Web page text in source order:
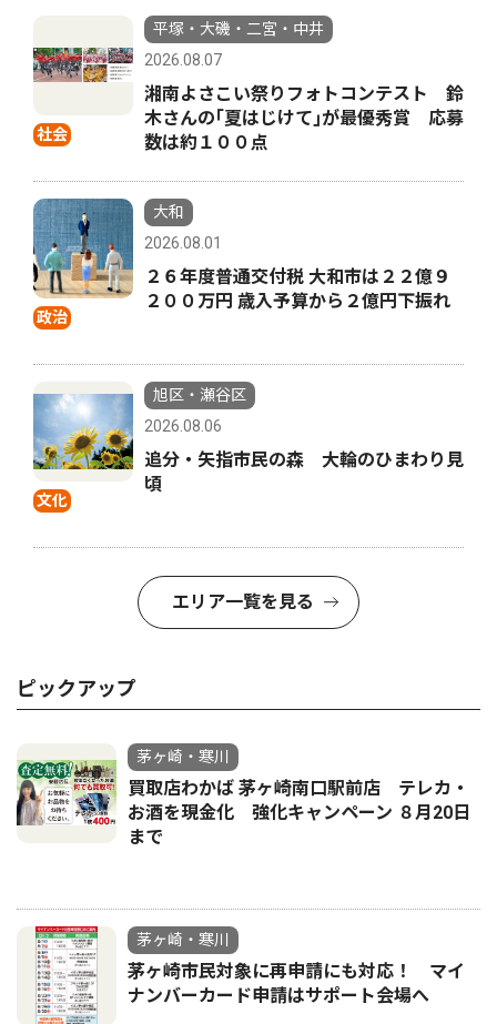
社会
平塚・大磯・二宮・中井
2026.08.07
湘南よさこい祭りフォトコンテスト 鈴
木さんの｢夏はじけて｣が最優秀賞 応募
数は約１００点
政治
大和
2026.08.01
２６年度普通交付税 大和市は２２億９
２００万円 歳入予算から２億円下振れ
文化
旭区・瀬谷区
2026.08.06
追分・矢指市民の森 大輪のひまわり見
頃
エリア一覧を見る
ピックアップ
茅ヶ崎・寒川
買取店わかば 茅ヶ崎南口駅前店 テレカ・
お酒を現金化 強化キャンペーン ８月20日
まで
茅ヶ崎・寒川
茅ヶ崎市民対象に再申請にも対応！ マイ
ナンバーカード申請はサポート会場へ